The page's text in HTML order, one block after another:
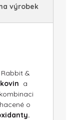
výrobek
&
a
o